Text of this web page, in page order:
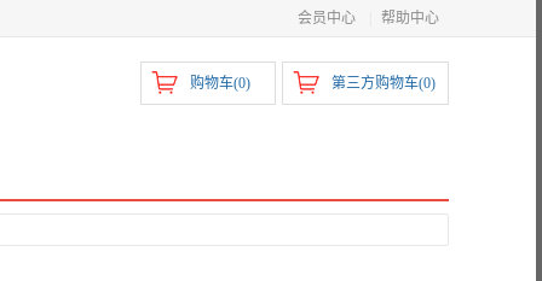
会员中心 帮助中心
第三方购物车(0)
购物车(0)